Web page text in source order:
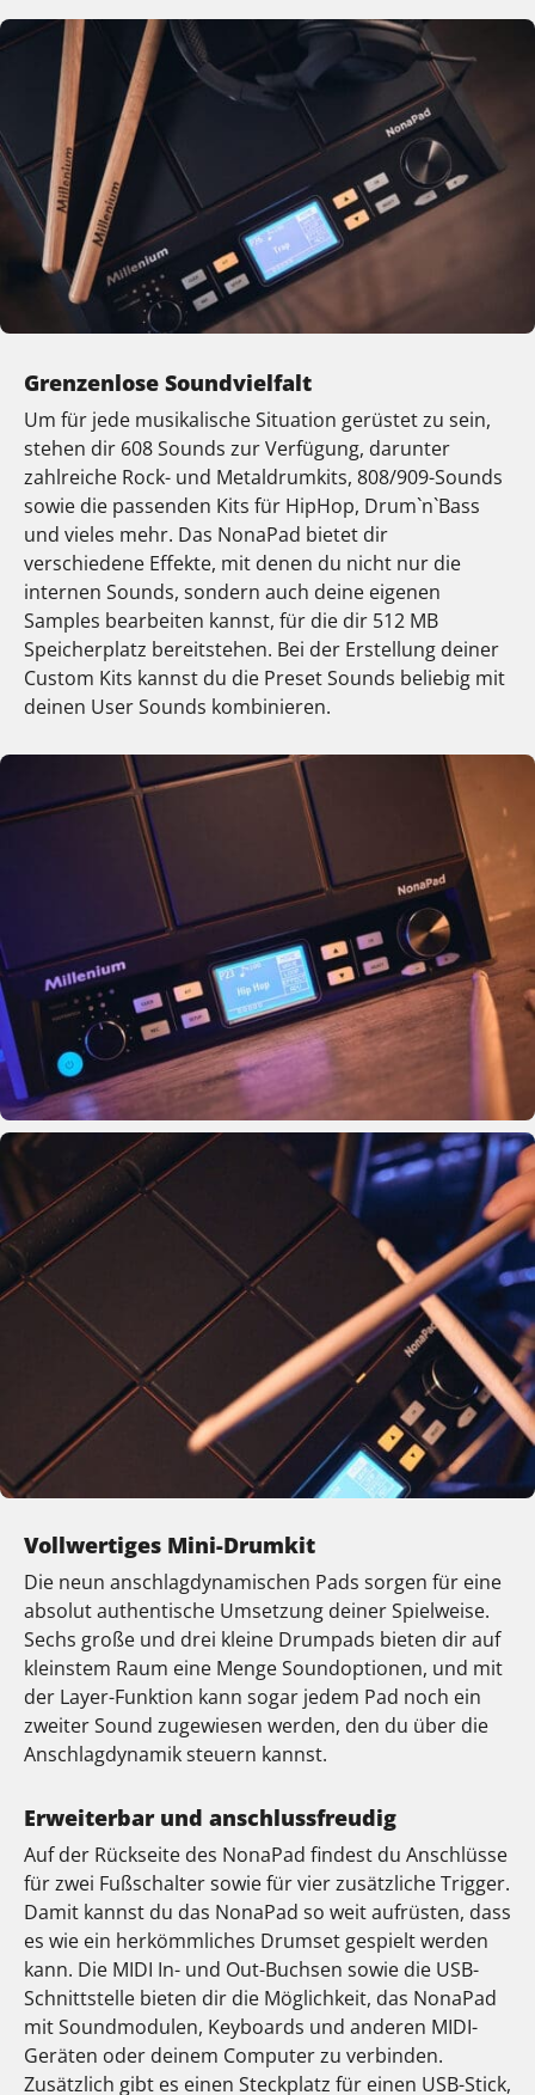
Grenzenlose Soundvielfalt
Um für jede musikalische Situation gerüstet zu sein,
stehen dir 608 Sounds zur Verfügung, darunter
zahlreiche Rock- und Metaldrumkits, 808/909-Sounds
sowie die passenden Kits für HipHop, Drum`n`Bass
und vieles mehr. Das NonaPad bietet dir
verschiedene Effekte, mit denen du nicht nur die
internen Sounds, sondern auch deine eigenen
Samples bearbeiten kannst, für die dir 512 MB
Speicherplatz bereitstehen. Bei der Erstellung deiner
Custom Kits kannst du die Preset Sounds beliebig mit
deinen User Sounds kombinieren.
Vollwertiges Mini-Drumkit
Die neun anschlagdynamischen Pads sorgen für eine
absolut authentische Umsetzung deiner Spielweise.
Sechs große und drei kleine Drumpads bieten dir auf
kleinstem Raum eine Menge Soundoptionen, und mit
der Layer-Funktion kann sogar jedem Pad noch ein
zweiter Sound zugewiesen werden, den du über die
Anschlagdynamik steuern kannst.
Erweiterbar und anschlussfreudig
Auf der Rückseite des NonaPad findest du Anschlüsse
für zwei Fußschalter sowie für vier zusätzliche Trigger.
Damit kannst du das NonaPad so weit aufrüsten, dass
es wie ein herkömmliches Drumset gespielt werden
kann. Die MIDI In- und Out-Buchsen sowie die USB-
Schnittstelle bieten dir die Möglichkeit, das NonaPad
mit Soundmodulen, Keyboards und anderen MIDI-
Geräten oder deinem Computer zu verbinden.
Zusätzlich gibt es einen Steckplatz für einen USB-Stick,